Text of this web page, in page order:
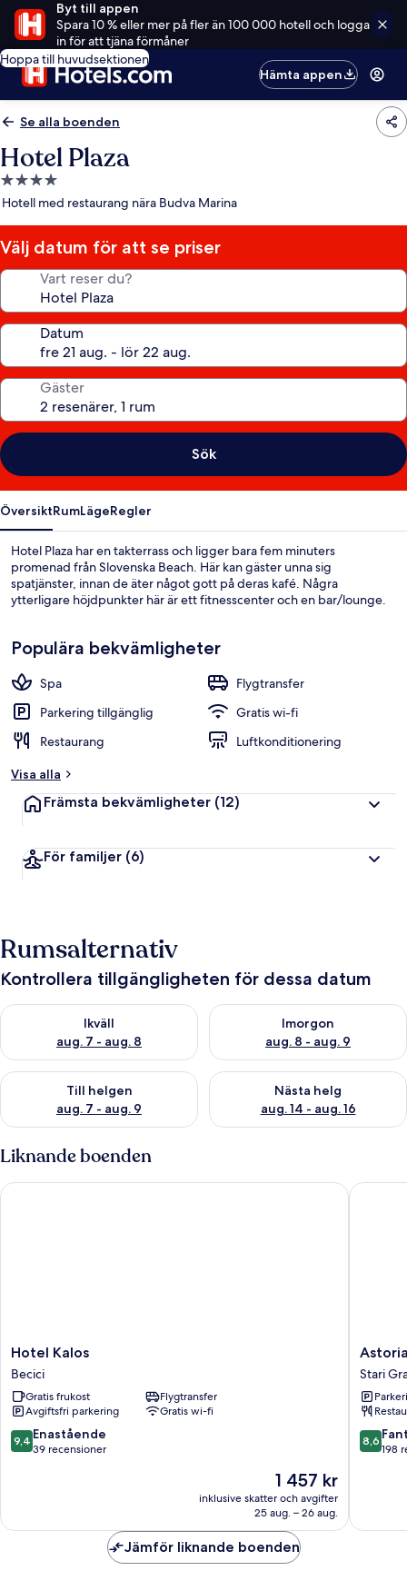
Byt till appen
Spara 10 % eller mer på fler än 100 000 hotell och logga
in för att tjäna förmåner
Hoppa till huvudsektionen
Hämta appen
Se alla boenden
Hotel Plaza
4.0-
stjärnigt
Hotell med restaurang nära Budva Marina
Välj datum för att se priser
Vart reser du?
Datum
Gäster
Sök
ÖversiktRumLägeRegler
Hotel Plaza har en takterrass och ligger bara fem minuters
promenad från Slovenska Beach. Här kan gäster unna sig
spatjänster, innan de äter något gott på deras kafé. Några
ytterligare höjdpunkter här är ett fitnesscenter och en bar/lounge.
Populära bekvämligheter
Spa
Flygtransfer
Parkering tillgänglig
Gratis wi-fi
Restaurang
Luftkonditionering
Visa alla
Främsta bekvämligheter (12)
För familjer (6)
Rumsalternativ
Kontrollera tillgängligheten för dessa datum
Ikväll
aug. 7 - aug. 8
Kontrollera tillgängligheten för ikväll aug. 7 - aug. 8
Imorgon
aug. 8 - aug. 9
Kontrollera tillgängligheten
Till helgen
aug. 7 - aug. 9
Kontrollera tillgängligheten för den här helgen aug. 7 - aug. 9
Nästa helg
aug. 14 - aug. 16
Kontrollera tillgängligheten
Liknande boenden
Hotel
Kalos
Becici
Hotel Kalos
Becici
Gratis frukost
Flygtransfer
Avgiftsfri parkering
Gratis wi-fi
9.4
av
9,4 Enastående
39 recensioner
Priset
1 457 kr
1 457 kr
inklusive skatter och avgifter
25 aug. – 26 aug.
Hotel Kalos
Astoria
Hotel
Budva
-
Stari
Grad
Stari
8.6
av
8,6
198
Astoria
Jämför liknande boenden